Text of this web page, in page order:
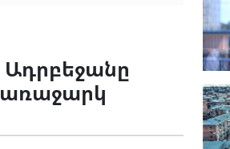
առաջարկ